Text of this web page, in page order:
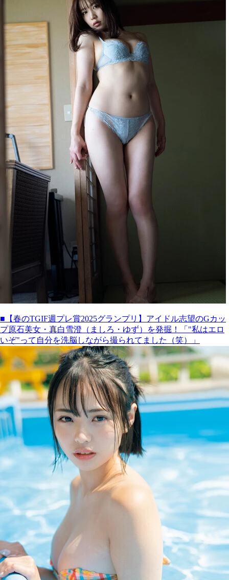
■【春のTGIF週プレ賞2025グランプリ】アイドル志望のGカッ
プ原石美女・真白雪澄（ましろ・ゆず）を発掘！「"私はエロ
いぞ"って自分を洗脳しながら撮られてました（笑）」